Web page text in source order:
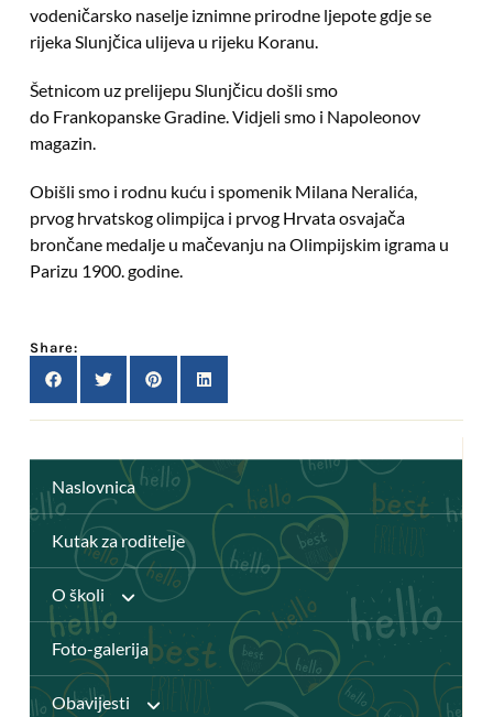
Naslovnica
Kutak za roditelje
O školi
Anž Frankopan
Foto-galerija
Obavijesti
vodeničarsko naselje iznimne prirodne ljepote gdje se
rijeka Slunjčica ulijeva u rijeku Koranu.
Šetnicom uz prelijepu Slunjčicu došli smo
do Frankopanske Gradine. Vidjeli smo i Napoleonov
magazin.
Obišli smo i rodnu kuću i spomenik Milana Neralića,
prvog hrvatskog olimpijca i prvog Hrvata osvajača
brončane medalje u mačevanju na Olimpijskim igrama u
Parizu 1900. godine.
Share: